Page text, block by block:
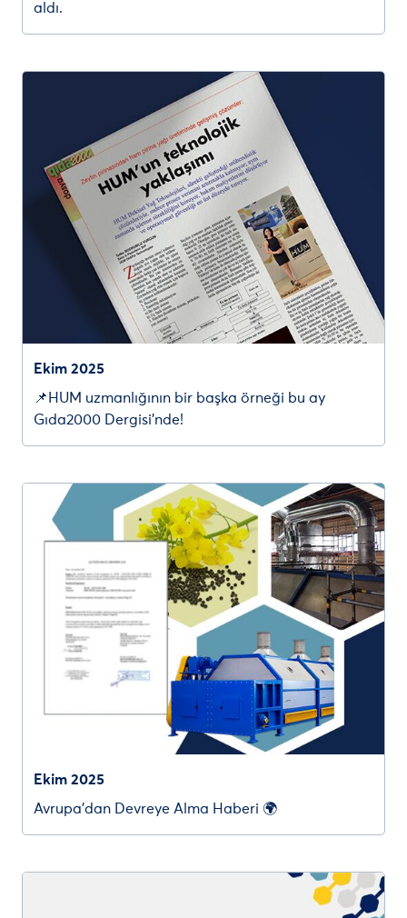
aldı.
Ekim 2025
📌HUM uzmanlığının bir başka örneği bu ay
Gıda2000 Dergisi’nde!
Ekim 2025
Avrupa’dan Devreye Alma Haberi 🌍